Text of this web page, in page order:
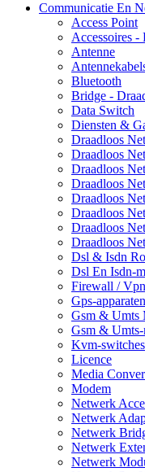
Communicatie En
Access Point
Accessoires -
Antenne
Bluetooth
Bridge -
Data Switch
Diensten &
Draadloos
Draadloos
Draadloos
Draadloos
Draadloos
Draadloos
Draadloos
Draadloos
Dsl & Isdn
Dsl En Isdn-
Firewall /
Gps-apparaten
Gsm & Umts
Gsm & Umts-
Kvm-switches
Licence
Media
Modem
Netwerk
Netwerk
Netwerk
Netwerk
Netwerk